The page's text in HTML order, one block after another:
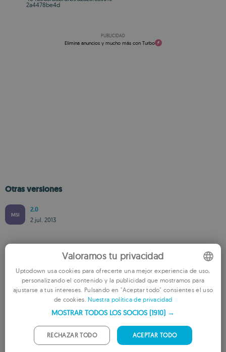
2a4478be4d
PUBLICIDAD
Elimina anuncios y mucho más con Turbo
Otras versiones
MSI
2.0
2 jul. 2013
Valora esta app
ENGLISH
PORTUGUESE
Valoramos tu privacidad
Uptodown usa cookies para ofrecerte una mejor experiencia de uso,
personalizando el contenido y la publicidad que mostramos para
ajustarse a tus intereses. Pulsando en "Aceptar todo" consientes el uso
de cookies. Nuestra política de privacidad
MOSTRAR TODOS LOS SOCIOS (1910) →
ACEPTAR TODO
RECHAZAR TODO